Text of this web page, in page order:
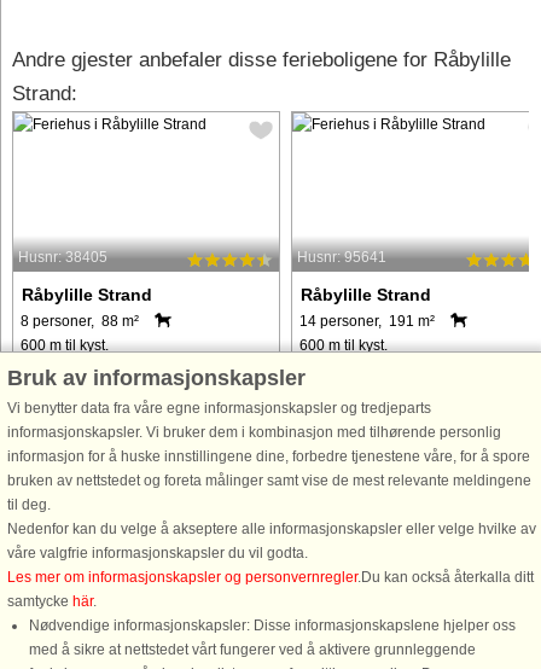
Andre gjester anbefaler disse ferieboligene for Råbylille
Strand:
Husnr: 38405
Råbylille Strand
8 personer, 88 m²
600 m til kyst.
Dette hyggelige feriehus med separat
anneks, bygget i 2010, ligger kun 600
meter fra en familievenlig sandstrand
på den smukke ø Møn. Perfekt til en
afslappet kystferie, boligen byder på
et lyst køkken ...
fra 5.733 NOK
Husnr: 95641
Råbylille Strand
14 personer, 191 m²
600 m til kyst.
Skanlux wellness-sommerhus
indrettet med moderne møblering og
personligt hyggeligt. I
kan der spilles bordfodbold, billard,
elektronisk dart og bordtennis. Der er
fra 20.755 NOK
Bruk av informasjonskapsler
Vi benytter data fra våre egne informasjonskapsler og tredjeparts
informasjonskapsler. Vi bruker dem i kombinasjon med tilhørende personlig
informasjon for å huske innstillingene dine, forbedre tjenestene våre, for å spore
bruken av nettstedet og foreta målinger samt vise de mest relevante meldingene
til deg.
Nedenfor kan du velge å akseptere alle informasjonskapsler eller velge hvilke av
våre valgfrie informasjonskapsler du vil godta.
Les mer om informasjonskapsler og personvernregler.Du kan också återkalla ditt
samtycke här.
Nødvendige informasjonskapsler: Disse informasjonskapslene hjelper oss
med å sikre at nettstedet vårt fungerer ved å aktivere grunnleggende